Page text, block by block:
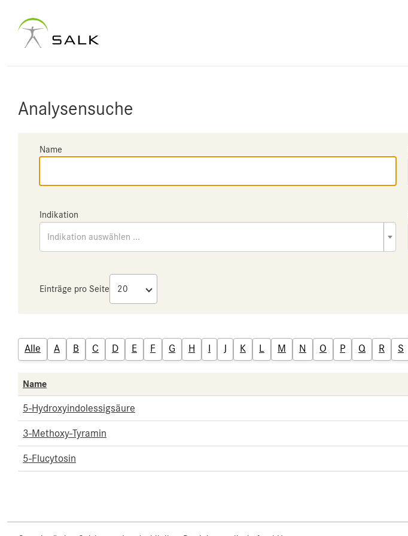
Analysensuche
Name
Indikation
Indikation auswählen ...
Einträge pro Seite
Alle A B C D E F G H I J K L M N O P Q R S
Name
5-Hydroxyindolessigsäure
3-Methoxy-Tyramin
5-Flucytosin